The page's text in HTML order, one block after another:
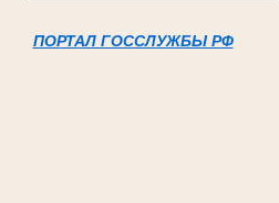
ПОРТАЛ ГОССЛУЖБЫ РФ